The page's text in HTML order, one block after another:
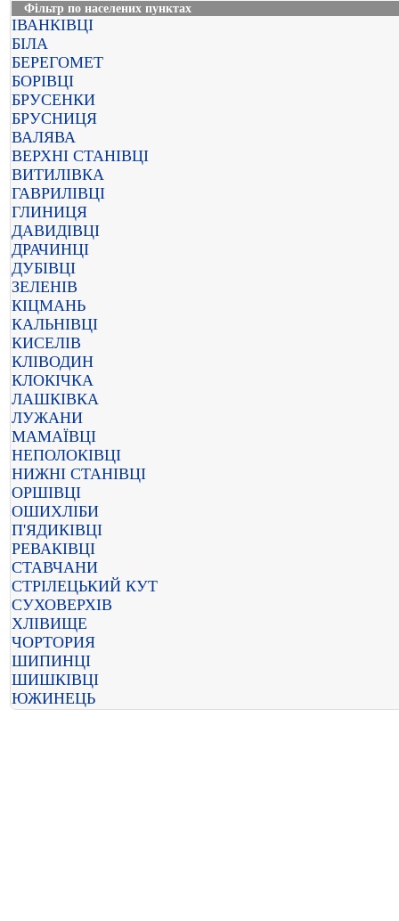
Фільтр по населених пунктах
ІВАНКІВЦІ
БІЛА
БЕРЕГОМЕТ
БОРІВЦІ
БРУСЕНКИ
БРУСНИЦЯ
ВАЛЯВА
ВЕРХНІ СТАНІВЦІ
ВИТИЛІВКА
ГАВРИЛІВЦІ
ГЛИНИЦЯ
ДАВИДІВЦІ
ДРАЧИНЦІ
ДУБІВЦІ
ЗЕЛЕНІВ
КІЦМАНЬ
КАЛЬНІВЦІ
КИСЕЛІВ
КЛІВОДИН
КЛОКІЧКА
ЛАШКІВКА
ЛУЖАНИ
МАМАЇВЦІ
НЕПОЛОКІВЦІ
НИЖНІ СТАНІВЦІ
ОРШІВЦІ
ОШИХЛІБИ
П'ЯДИКІВЦІ
РЕВАКІВЦІ
СТАВЧАНИ
СТРІЛЕЦЬКИЙ КУТ
СУХОВЕРХІВ
ХЛІВИЩЕ
ЧОРТОРИЯ
ШИПИНЦІ
ШИШКІВЦІ
ЮЖИНЕЦЬ